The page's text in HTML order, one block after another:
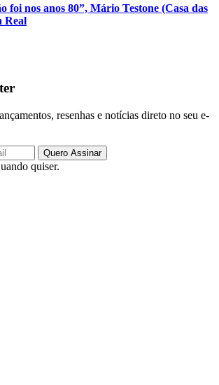
foi nos anos 80”, Mário Testone (Casa das
Real
resenhas e notícias direto no seu e-
Quero Assinar
quiser.